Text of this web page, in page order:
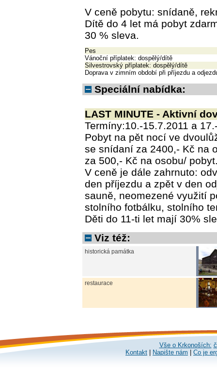
V ceně pobytu: snídaně,
Dítě do 4 let má pobyt
30 % sleva.
Pes
Vánoční příplatek: dospělý/dítě
Silvestrovský příplatek: dospělý/dítě
Doprava v zimním období při příjezdu a
Speciální nabídka:
LAST MINUTE - Aktivní
Termíny:10.-15.7.2011 a
Pobyt na pět nocí ve
se snídaní za 2400,- Kč na
za 500,- Kč na osobu/
V ceně je dále zahrnuto:
den příjezdu a zpět v den
sauně, neomezené využití
stolního fotbálku, stolního
Děti do 11-ti let mají 30%
Viz též:
historická památka
restaurace
Vše o Krkonoších:
Kontakt
Napište nám Co je